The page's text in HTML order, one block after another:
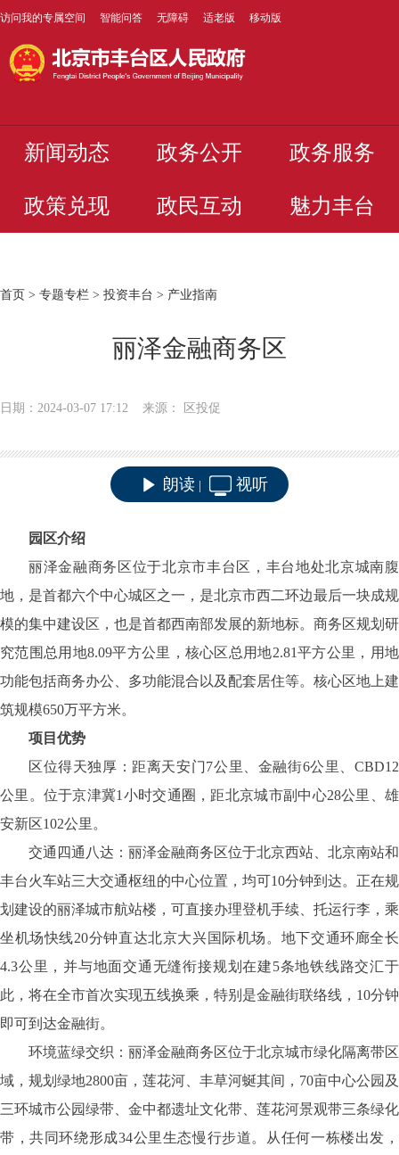
访问我的专属空间 智能问答 无障碍 适老版 移动版
新闻动态 政务公开 政务服务
政策兑现 政民互动 魅力丰台
首页 > 专题专栏 > 投资丰台 > 产业指南
丽泽金融商务区
日期：2024-03-07 17:12 来源： 区投促
朗读 视听
园区介绍
丽泽金融商务区位于北京市丰台区，丰台地处北京城南腹
地，是首都六个中心城区之一，是北京市西二环边最后一块成规
模的集中建设区，也是首都西南部发展的新地标。商务区规划研
究范围总用地8.09平方公里，核心区总用地2.81平方公里，用地
功能包括商务办公、多功能混合以及配套居住等。核心区地上建
筑规模650万平方米。
项目优势
区位得天独厚：距离天安门7公里、金融街6公里、CBD12
公里。位于京津冀1小时交通圈，距北京城市副中心28公里、雄
安新区102公里。
交通四通八达：丽泽金融商务区位于北京西站、北京南站和
丰台火车站三大交通枢纽的中心位置，均可10分钟到达。正在规
划建设的丽泽城市航站楼，可直接办理登机手续、托运行李，乘
坐机场快线20分钟直达北京大兴国际机场。地下交通环廊全长
4.3公里，并与地面交通无缝衔接规划在建5条地铁线路交汇于
此，将在全市首次实现五线换乘，特别是金融街联络线，10分钟
即可到达金融街。
环境蓝绿交织：丽泽金融商务区位于北京城市绿化隔离带区
域，规划绿地2800亩，莲花河、丰草河蜒其间，70亩中心公园及
三环城市公园绿带、金中都遗址文化带、莲花河景观带三条绿化
带，共同环绕形成34公里生态慢行步道。从任何一栋楼出发，